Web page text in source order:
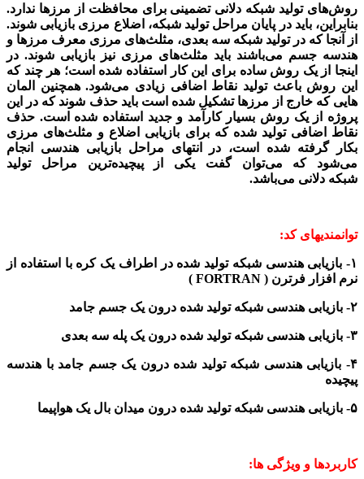
روش‌­های تولید شبکه دلانی تضمینی برای محافظت از مرزها ندارد.
بنابراین، باید در پایان مراحل تولید شبکه، اضلاع مرزی بازیابی شوند.
از آنجا که در تولید شبکه سه بعدی، مثلث­‌های مرزی معرف مرزها و
هندسه جسم می­‌باشند باید مثلث­‌های مرزی نیز بازیابی شوند. در
اینجا از یک روش ساده برای این کار استفاده شده است؛ هر چند که
این روش باعث تولید نقاط اضافی زیادی می‌شود. همچنین المان­‌
هایی که خارج از مرزها تشکیل شده است باید حذف شوند که در این
پروژه از یک روش بسیار کارآمد و جدید استفاده شده است. حذف
نقاط اضافی تولید شده که برای بازیابی اضلاع و مثلث‌های مرزی
بکار گرفته شده است، در انتهای مراحل بازیابی هندسی انجام
می‌شود که می‌توان گفت یکی از پیچیده‌ترین مراحل تولید
شبکه دلانی می‌باشد.
توانمندیهای کد:
۱- بازیابی هندسی شبکه تولید شده در اطراف یک کره
با استفاده از
نرم افزار فرترن ( FORTRAN )
۲- بازیابی هندسی شبکه تولید شده درون یک جسم جامد
۳- بازیابی هندسی شبکه تولید شده درون یک پله سه بعدی
۴- بازیابی هندسی شبکه تولید شده درون یک جسم جامد با هندسه
پیچیده
۵- بازیابی هندسی شبکه تولید شده درون میدان بال یک هواپیما
کاربردها و ویژگی ها: